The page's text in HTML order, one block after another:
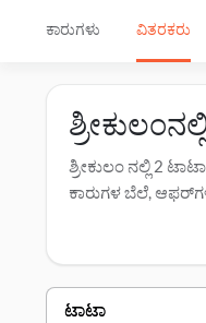
ಕಾರುಗಳು ವಿತರಕರು
ಶ್ರೀಕುಲಂ ನಲ್ಲಿ 2
ಕಾರುಗಳ ಬೆಲೆ,